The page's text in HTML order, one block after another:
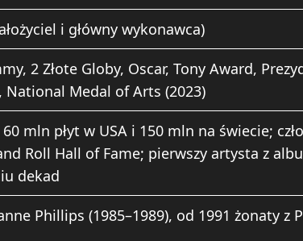
i główny wykonawca)
2 Złote Globy, Oscar, Tony Award,
National Medal of Arts (2023)
mln płyt w USA i 150 mln na świecie;
Roll Hall of Fame; pierwszy artysta z
dekad
Phillips (1985–1989), od 1991 żonaty z